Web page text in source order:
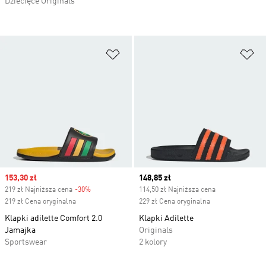
Sale price
153,30 zł
219 zł Najniższa cena -30%
219 zł Cena oryginalna
Klapki adilette Comfort 2.0
Jamajka
Sportswear
Current price
148,85 zł
114,50 zł Najniższa cena
229 zł Cena oryginalna
Klapki Adilette
Originals
2 kolory